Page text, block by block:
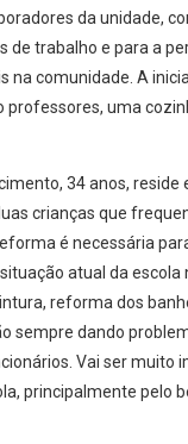
da unidade,
de trabalho e para a
na comunidade. A
uma
34 anos, reside
crianças que
é necessária
atual da escola
reforma dos
sempre dando
Vai ser muito
principalmente pelo